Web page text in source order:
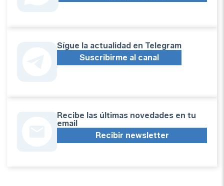
Sígue la actualidad en Telegram
Suscribirme al canal
Recibe las últimas novedades en tu
email
Recibir newsletter